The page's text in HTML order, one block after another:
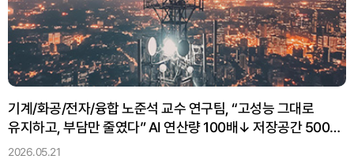
기계/화공/전자/융합 노준석 교수 연구팀, “고성능 그대로
유지하고, 부담만 줄였다” AI 연산량 100배↓ 저장공간 500배
↓
2026.05.21